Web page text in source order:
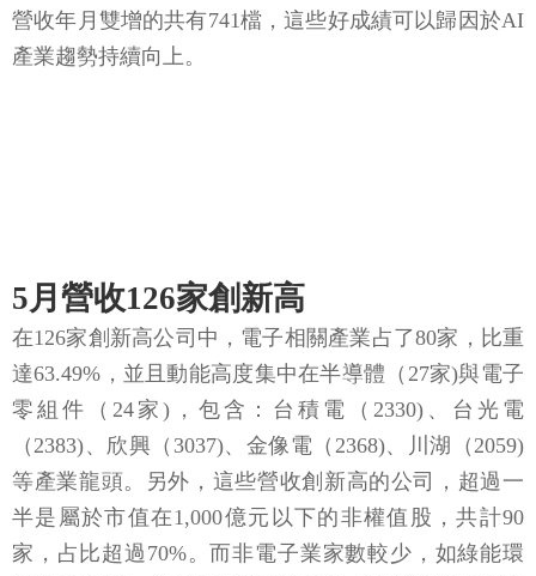
營收年月雙增的共有741檔，這些好成績可以歸因於AI
產業趨勢持續向上。
5月營收126家創新高
在126家創新高公司中，電子相關產業占了80家，比重
達63.49%，並且動能高度集中在半導體（27家)與電子
零組件（24家)，包含：台積電（2330)、台光電
（2383)、欣興（3037)、金像電（2368)、川湖（2059)
等產業龍頭。另外，這些營收創新高的公司，超過一
半是屬於市值在1,000億元以下的非權值股，共計90
家，占比超過70%。而非電子業家數較少，如綠能環